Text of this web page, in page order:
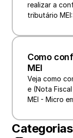
realizar a
tributário
Como
MEI
Veja como
e (Nota
MEI - Micro
Categorias